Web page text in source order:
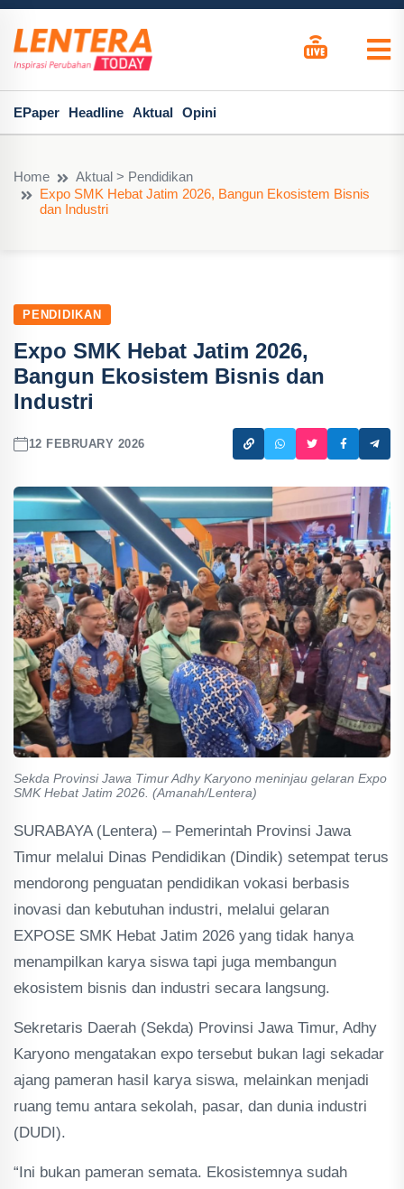
EPaper Headline Aktual Opini
Home
Aktual > Pendidikan
Expo SMK Hebat Jatim 2026, Bangun Ekosistem Bisnis
dan Industri
PENDIDIKAN
Expo SMK Hebat Jatim 2026,
Bangun Ekosistem Bisnis dan
Industri
12 FEBRUARY 2026
Sekda Provinsi Jawa Timur Adhy Karyono meninjau gelaran Expo
SMK Hebat Jatim 2026. (Amanah/Lentera)
SURABAYA (Lentera) – Pemerintah Provinsi Jawa
Timur melalui Dinas Pendidikan (Dindik) setempat terus
mendorong penguatan pendidikan vokasi berbasis
inovasi dan kebutuhan industri, melalui gelaran
EXPOSE SMK Hebat Jatim 2026 yang tidak hanya
menampilkan karya siswa tapi juga membangun
ekosistem bisnis dan industri secara langsung.
Sekretaris Daerah (Sekda) Provinsi Jawa Timur, Adhy
Karyono mengatakan expo tersebut bukan lagi sekadar
ajang pameran hasil karya siswa, melainkan menjadi
ruang temu antara sekolah, pasar, dan dunia industri
(DUDI).
“Ini bukan pameran semata. Ekosistemnya sudah